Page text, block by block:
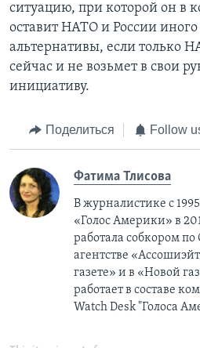
ситуацию, при которой он в
оставит НАТО и России
альтернативы, если только
сейчас и не возьмет в свои
инициативу.
Поделиться Follow
Фатима Тлисовa
В журналистике с
«Голос Америки» в
работала собкором
агентстве
газете» и в «Новой
работает в составе
Watch Desk "Голоса